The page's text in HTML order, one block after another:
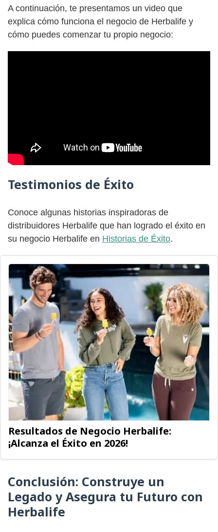
A continuación, te presentamos un video que
explica cómo funciona el negocio de Herbalife y
cómo puedes comenzar tu propio negocio:
Testimonios de Éxito
Conoce algunas historias inspiradoras de
distribuidores Herbalife que han logrado el éxito en
su negocio Herbalife en Historias de Éxito.
Resultados de Negocio Herbalife:
¡Alcanza el Éxito en 2026!
Conclusión: Construye un
Legado y Asegura tu Futuro con
Herbalife